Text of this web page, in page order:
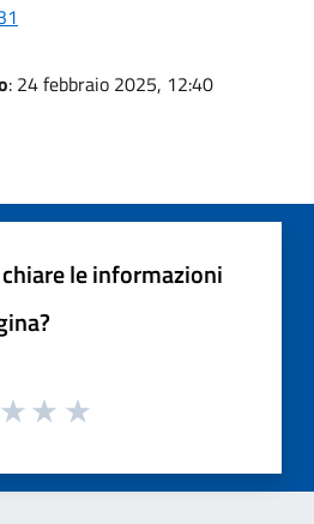
: 24 febbraio 2025, 12:40
le informazioni